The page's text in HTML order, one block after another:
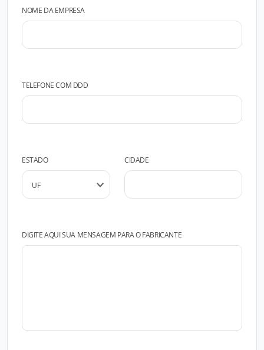
NOME DA EMPRESA
TELEFONE COM DDD
ESTADO CIDADE
DIGITE AQUI SUA MENSAGEM PARA O FABRICANTE